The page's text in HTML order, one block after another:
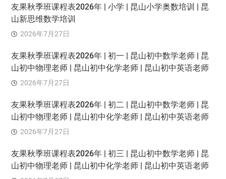
友果秋季班课程表2026年 | 小学 | 昆山小学奥数培训 | 昆
山新思维数学培训
2026年7月27日
友果秋季班课程表2026年 | 初一 | 昆山初中数学老师 | 昆
山初中物理老师 | 昆山初中化学老师 | 昆山初中英语老师
2026年7月27日
友果秋季班课程表2026年 | 初二 | 昆山初中数学老师 | 昆
山初中物理老师 | 昆山初中化学老师 | 昆山初中英语老师
2026年7月27日
友果秋季班课程表2026年 | 初三 | 昆山初中数学老师 | 昆
山初中物理老师 | 昆山初中化学老师 | 昆山初中英语老师